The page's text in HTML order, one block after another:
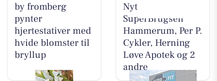
by fromberg
pynter
hjertestativer med
hvide blomster til
bryllup
Nyt fra
SuperBrugsen
Hammerum, Per P.
Cykler, Herning
Løve Apotek og 2
andre